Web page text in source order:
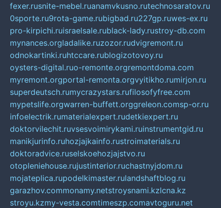
fexer.rusnite-mebel.ruanamvkusno.rutechnosaratov.ru
0sporte.ru9rota-game.rubigbad.ru227gp.ruwes-ex.ru
pro-kirpichi.ruisraelsale.rublack-lady.rustroy-db.com
mynances.orgladalike.ruzozor.rudvigremont.ru
odnokartinki.ruhtccare.rublogizotovoy.ru
oysters-digital.ruo-remonte.orgremontdoma.com
myremont.orgportal-remonta.orgvyitikho.rumirjon.ru
superdeutsch.rumycrazystars.rufilosofyfree.com
mypetslife.orgwarren-buffett.orggreleon.comsp-or.ru
infoelectrik.rumaterialexpert.rudetkiexpert.ru
doktorvilechit.ruvsesvoimirykami.ruinstrumentgid.ru
manikjurinfo.ruhozjajkainfo.rustroimaterials.ru
doktoradvice.ruselskoehozjajstvo.ru
otopleniehouse.rujustinterior.ruchastnyjdom.ru
mojateplica.rupodelkimaster.rulandshaftblog.ru
garazhov.commonamy.netstroysnami.kzlcna.kz
stroyu.kzmy-vesta.comtimeszp.comavtoguru.net